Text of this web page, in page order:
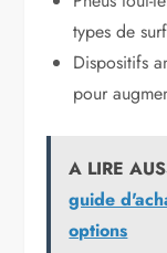
types de
Dispositifs
pour
A LIRE
guide
options